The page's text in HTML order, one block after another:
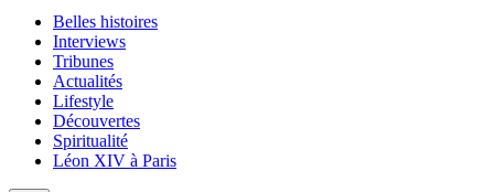
Belles histoires
Interviews
Tribunes
Actualités
Lifestyle
Découvertes
Spiritualité
Léon XIV à Paris